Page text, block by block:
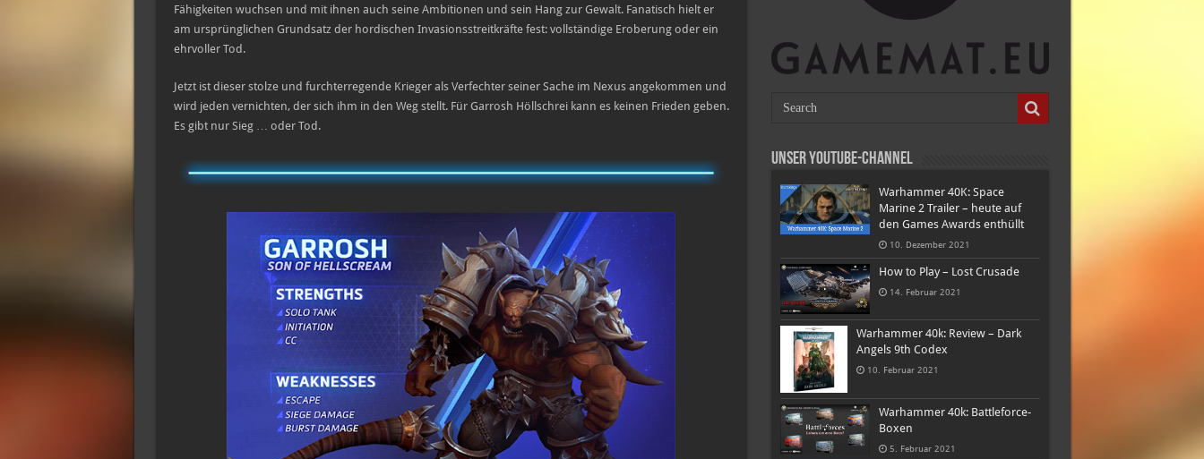
Fähigkeiten wuchsen und mit ihnen auch seine Ambitionen und sein Hang zur Gewalt. Fanatisch hielt er
am ursprünglichen Grundsatz der hordischen Invasionsstreitkräfte fest: vollständige Eroberung oder ein
ehrvoller Tod.
Jetzt ist dieser stolze und furchterregende Krieger als Verfechter seiner Sache im Nexus angekommen und
wird jeden vernichten, der sich ihm in den Weg stellt. Für Garrosh Höllschrei kann es keinen Frieden geben.
Es gibt nur Sieg … oder Tod.
Unser Youtube-Channel
Warhammer 40K: Space
Marine 2 Trailer – heute auf
den Games Awards enthüllt
10. Dezember 2021
How to Play – Lost Crusade
14. Februar 2021
Warhammer 40k: Review – Dark
Angels 9th Codex
10. Februar 2021
Warhammer 40k: Battleforce-
Boxen
5. Februar 2021